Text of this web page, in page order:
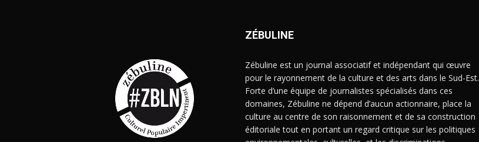
ZÉBULINE
Zébuline est un journal associatif et indépendant qui œuvre
pour le rayonnement de la culture et des arts dans le Sud-Est.
Forte d’une équipe de journalistes spécialisés dans ces
domaines, Zébuline ne dépend d’aucun actionnaire, place la
culture au centre de son raisonnement et de sa construction
éditoriale tout en portant un regard critique sur les politiques